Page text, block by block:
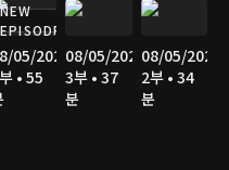
NEW
EPISODE
05/2026
• 55
08/05/2026
3부 • 37
분
08/05/2026
2부 • 34
분